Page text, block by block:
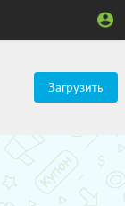
Загрузить